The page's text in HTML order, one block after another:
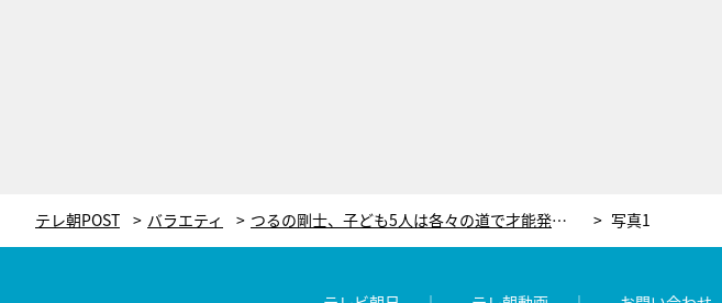
テレ朝POST バラエティ つるの剛士、子ども5人は各々の道で才能発揮。その子育て術は「すべて自分で決めさせる」 写真1